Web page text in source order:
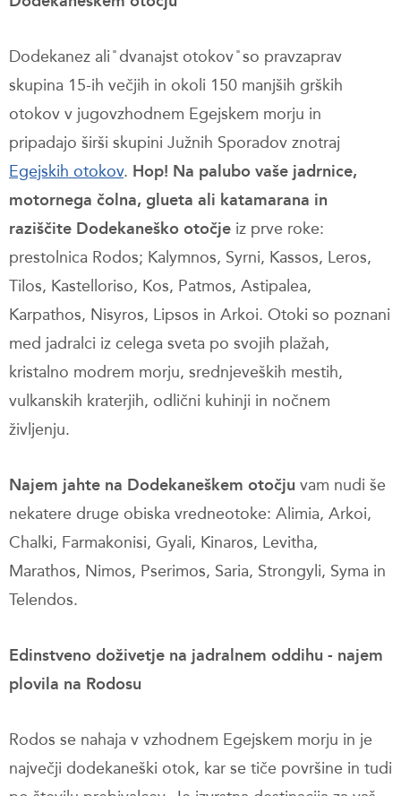
Dodekanez ali ̎ dvanajst otokov ̎ so pravzaprav
skupina 15-ih večjih in okoli 150 manjših grških
otokov v jugovzhodnem Egejskem morju in
pripadajo širši skupini Južnih Sporadov znotraj
Egejskih otokov. Hop! Na palubo vaše jadrnice,
motornega čolna, glueta ali katamarana in
raziščite Dodekaneško otočje iz prve roke:
prestolnica Rodos; Kalymnos, Syrni, Kassos, Leros,
Tilos, Kastelloriso, Kos, Patmos, Astipalea,
Karpathos, Nisyros, Lipsos in Arkoi. Otoki so poznani
med jadralci iz celega sveta po svojih plažah,
kristalno modrem morju, srednjeveških mestih,
vulkanskih kraterjih, odlični kuhinji in nočnem
življenju.
Najem jahte na Dodekaneškem otočju vam nudi še
nekatere druge obiska vredneotoke: Alimia, Arkoi,
Chalki, Farmakonisi, Gyali, Kinaros, Levitha,
Marathos, Nimos, Pserimos, Saria, Strongyli, Syma in
Telendos.
Edinstveno doživetje na jadralnem oddihu - najem
plovila na Rodosu
Rodos se nahaja v vzhodnem Egejskem morju in je
največji dodekaneški otok, kar se tiče površine in tudi